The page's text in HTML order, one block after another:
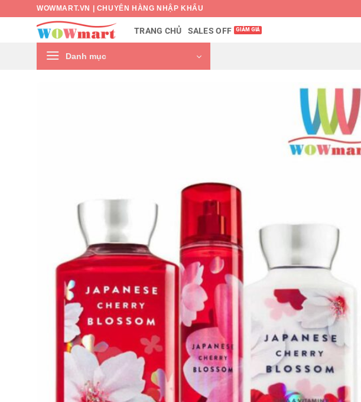
WOWMART.VN | CHUYÊN HÀNG NHẬP KHẨU
TRANG CHỦ SALES OFF
Danh mục